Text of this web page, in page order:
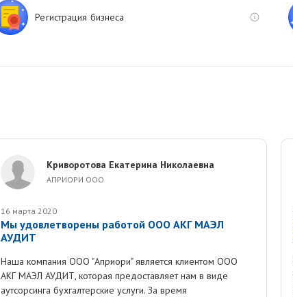
Регистрация бизнеса
Криворотова Екатерина Николаевна
АПРИОРИ ООО
16 марта 2020
Мы удовлетворены работой ООО АКГ МАЭЛ
АУДИТ
Наша компания ООО "Априори" является клиентом ООО
АКГ МАЭЛ АУДИТ, которая предоставляет нам в виде
аутсорсинга бухгалтерские услуги. За время